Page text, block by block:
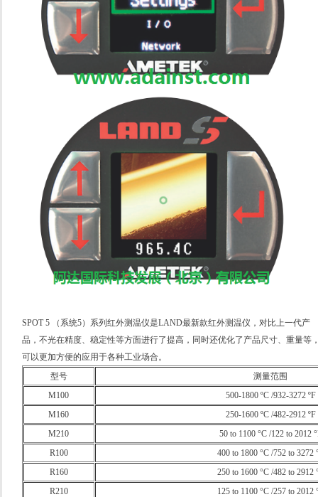
SPOT 5 （系统5）系列红外测温仪是LAND最新款红外测温仪，对比上一代产
品，不光在精度、稳定性等方面进行了提高，同时还优化了产品尺寸、重量等
可以更加方便的应用于各种工业场合。
型号
测量范围
M100
500-1800 ºC /932-3272 ºF
M160
250-1600 ºC /482-2912 ºF
M210
50 to 1100 °C /122 to 2012
R100
400 to 1800 °C /752 to 3272
R160
250 to 1600 °C /482 to 2912
R210
125 to 1100 °C /257 to 2012